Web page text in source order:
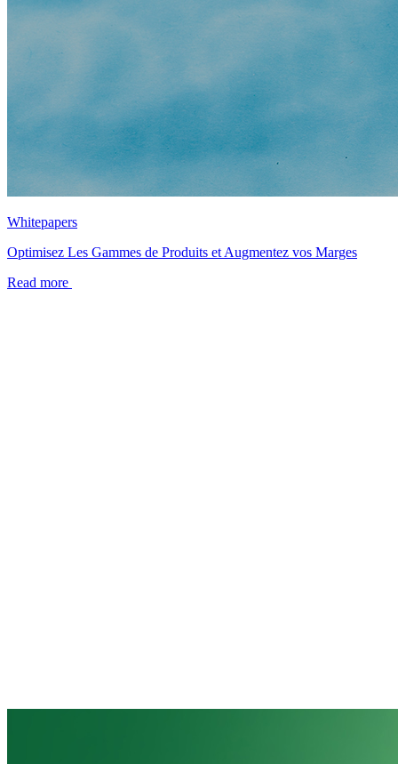
Whitepapers
Optimisez Les Gammes de Produits et Augmentez vos Marges
Read more